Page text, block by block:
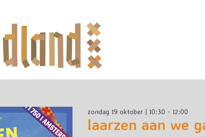
zondag 19 oktober | 10:30 - 12:00
laarzen aan we